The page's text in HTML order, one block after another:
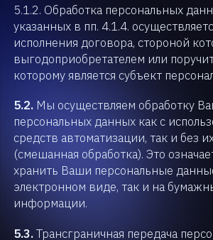
5.1.2. Обработка персональных
указанных в пп. 4.1.4.
исполнения договора, стороной
выгодоприобретателем или
которому является субъект
5.2. Мы осуществляем обработку
персональных данных как с
средств автоматизации, так и без
(смешанная обработка). Это
хранить Ваши персональные
электронном виде, так и на
информации.
5.3.Трансграничная передача